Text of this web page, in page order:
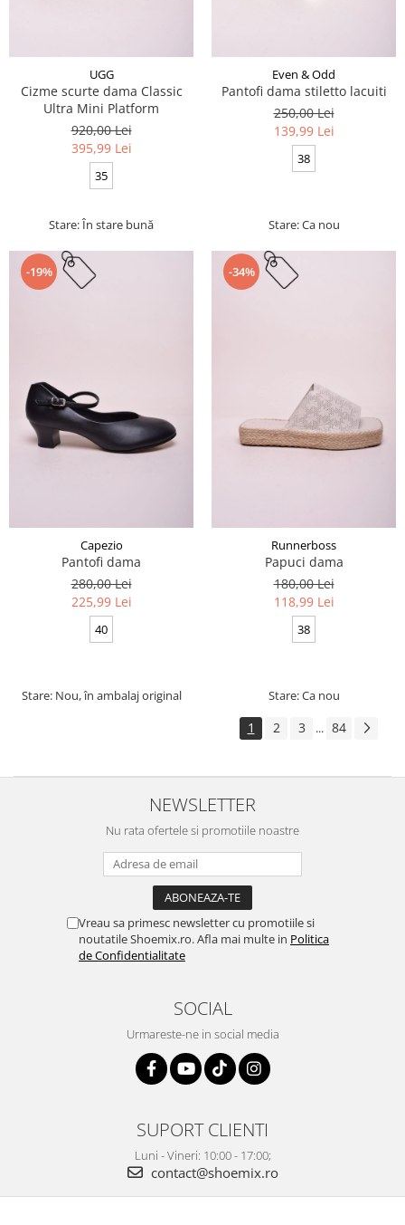
UGG
Cizme scurte dama Classic
Ultra Mini Platform
920,00 Lei
395,99 Lei
35
Stare: În stare bună
Even & Odd
Pantofi dama stiletto lacuiti
250,00 Lei
139,99 Lei
38
Stare: Ca nou
-19%
Capezio
Pantofi dama
280,00 Lei
225,99 Lei
40
Stare: Nou, în ambalaj original
-34%
Runnerboss
Papuci dama
180,00 Lei
118,99 Lei
38
Stare: Ca nou
1 2 3 ... 84
NEWSLETTER
Nu rata ofertele si promotiile noastre
Vreau sa primesc newsletter cu promotiile si
noutatile Shoemix.ro. Afla mai multe in Politica
de Confidentialitate
SOCIAL
Urmareste-ne in social media
SUPORT CLIENTI
Luni - Vineri: 10:00 - 17:00;
contact@shoemix.ro